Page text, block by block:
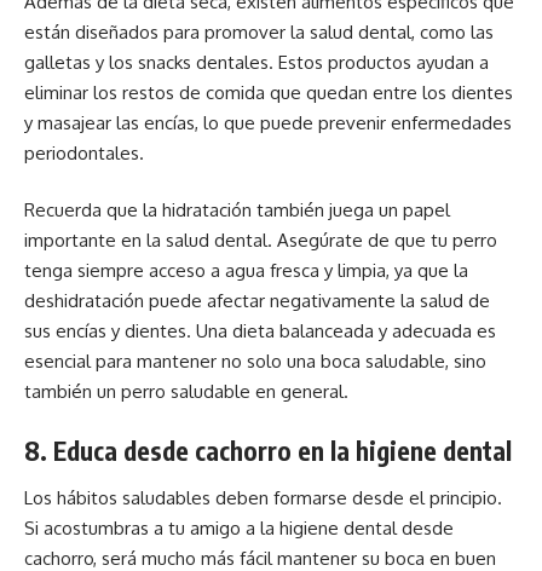
están diseñados para promover la salud dental, como las
galletas y los snacks dentales. Estos productos ayudan a
eliminar los restos de comida que quedan entre los dientes
y masajear las encías, lo que puede prevenir enfermedades
periodontales.
Recuerda que la hidratación también juega un papel
importante en la salud dental. Asegúrate de que tu perro
tenga siempre acceso a agua fresca y limpia, ya que la
deshidratación puede afectar negativamente la salud de
sus encías y dientes. Una dieta balanceada y adecuada es
esencial para mantener no solo una boca saludable, sino
también un perro saludable en general.
8. Educa desde cachorro en la higiene dental
Los hábitos saludables deben formarse desde el principio.
Si acostumbras a tu amigo a la higiene dental desde
cachorro, será mucho más fácil mantener su boca en buen